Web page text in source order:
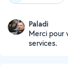
Paladi
Merci pour
services.